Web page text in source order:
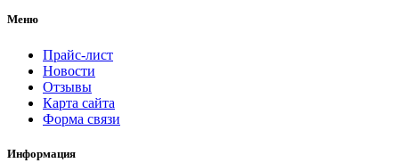
Меню
Прайс-лист
Новости
Отзывы
Карта сайта
Форма связи
Информация